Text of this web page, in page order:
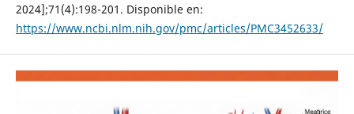
2024];71(4):198-201. Disponible en:
https://www.ncbi.nlm.nih.gov/pmc/articles/PMC3452633/